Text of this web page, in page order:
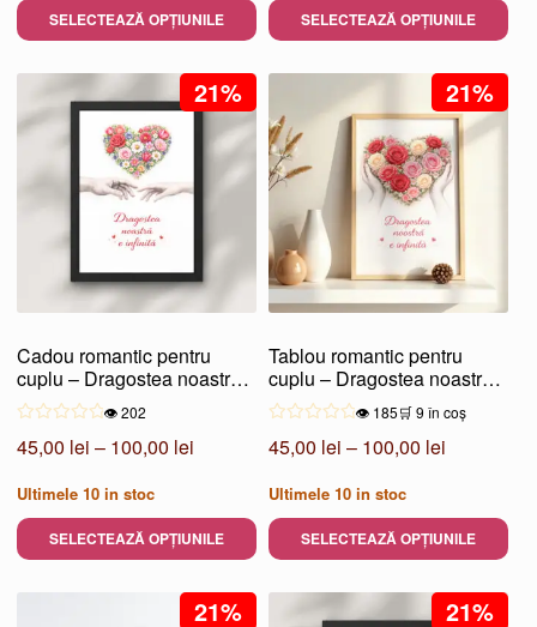
100,00 lei
până
la
200,00 lei
SELECTEAZĂ OPȚIUNILE
are
multe
variații.
Opțiunile
în
pagina
produsului.
100,00
până
la
200,00
SELECTEAZĂ OPȚIUNILE
are
mai
multe
variații.
Opțiunile
pot
fi
în
pagina
produsului.
21%
Cadou romantic pentru
cuplu – Dragostea noastră e
infinită
👁️ 202
45,00 lei – 100,00 lei
45,00 lei
până
la
Ultimele 10 in stoc
SELECTEAZĂ OPȚIUNILE
21%
Tablou romantic pentru
cuplu – Dragostea noastră e
infinită
👁️ 185🛒 9 în coș
45,00 lei – 100,00 lei
45,00 lei
până
la
Ultimele 10 in stoc
SELECTEAZĂ OPȚIUNILE
21% 21%